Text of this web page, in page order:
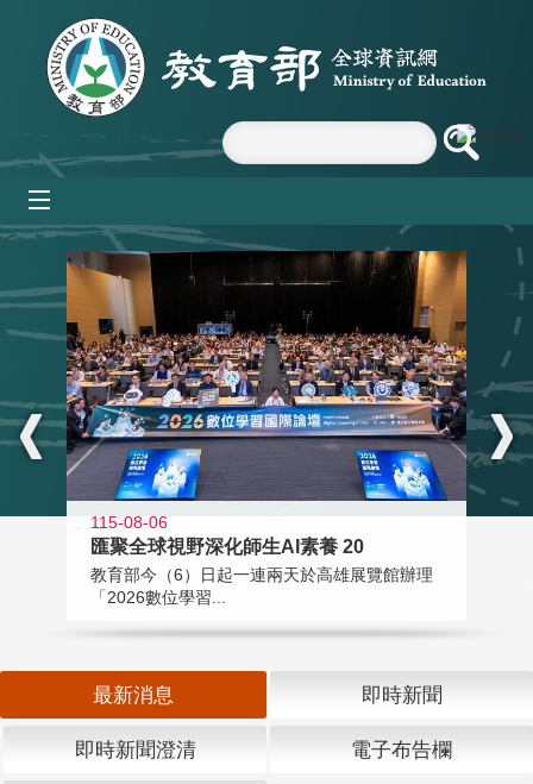
跳到主要內容區塊
:::
115-08-06
匯聚全球視野深化師生AI素養 20
教育部今（6）日起一連兩天於高雄展覽館辦理
「2026數位學習...
最新消息 即時新聞
即時新聞澄清 電子布告欄